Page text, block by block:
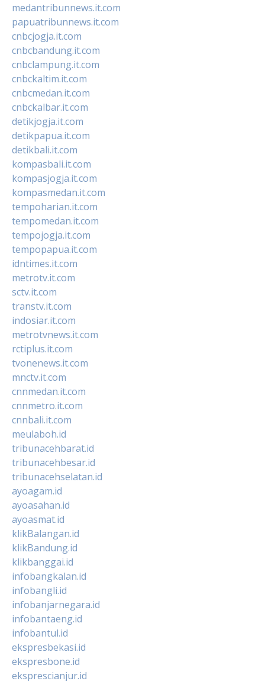
medantribunnews.it.com
papuatribunnews.it.com
cnbcjogja.it.com
cnbcbandung.it.com
cnbclampung.it.com
cnbckaltim.it.com
cnbcmedan.it.com
cnbckalbar.it.com
detikjogja.it.com
detikpapua.it.com
detikbali.it.com
kompasbali.it.com
kompasjogja.it.com
kompasmedan.it.com
tempoharian.it.com
tempomedan.it.com
tempojogja.it.com
tempopapua.it.com
idntimes.it.com
metrotv.it.com
sctv.it.com
transtv.it.com
indosiar.it.com
metrotvnews.it.com
rctiplus.it.com
tvonenews.it.com
mnctv.it.com
cnnmedan.it.com
cnnmetro.it.com
cnnbali.it.com
meulaboh.id
tribunacehbarat.id
tribunacehbesar.id
tribunacehselatan.id
ayoagam.id
ayoasahan.id
ayoasmat.id
klikBalangan.id
klikBandung.id
klikbanggai.id
infobangkalan.id
infobangli.id
infobanjarnegara.id
infobantaeng.id
infobantul.id
ekspresbekasi.id
ekspresbone.id
eksprescianjur.id